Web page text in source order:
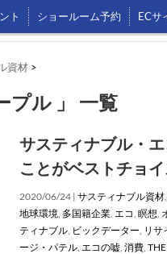
ト ショールーム予約 ECサ
資材 >
プル 」 一覧
サスティナブル・
ことがベストチョイ
2020/06/24 | サスティナブル資材,
地球環境, 多国籍企業, エコ, 瞑想,
ティナブル, ビックデーター, リサ
ージ・パテル, エコの嘘, 消費,